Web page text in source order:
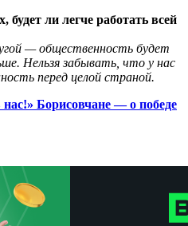
будет ли легче работать всей
— общественность будет
Нельзя забывать, что у нас
перед целой страной.
Борисовчане — о победе